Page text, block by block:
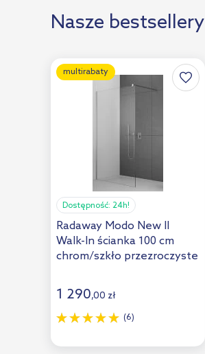
Nasze bestsellery
multirabaty
Dostępność: 24h!
Radaway Modo New II
Walk-In ścianka 100 cm
chrom/szkło przezroczyste
1 290,00 zł
(6)